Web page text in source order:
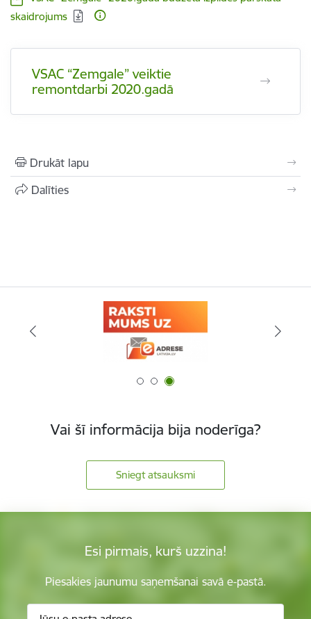
skaidrojums
VSAC “Zemgale” veiktie
remontdarbi 2020.gadā
Drukāt lapu
Dalīties
Vai šī informācija bija noderīga?
Sniegt atsauksmi
Esi pirmais, kurš uzzina!
Piesakies jaunumu saņemšanai savā e-pastā.